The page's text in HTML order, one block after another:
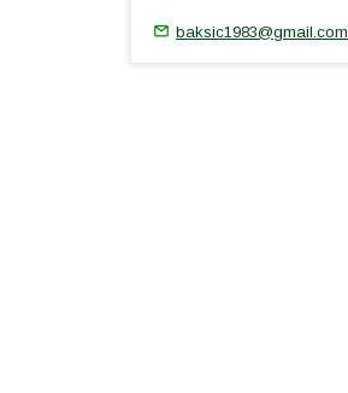
baksic1983@gmail.com